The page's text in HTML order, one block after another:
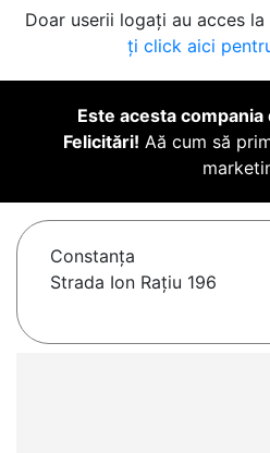
Doar userii logați au acces
ți click aici
Este acesta
Felicitări! Aă cum să
Constanţa
Strada Ion Rațiu 196